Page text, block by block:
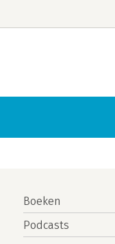
Boeken
Podcasts